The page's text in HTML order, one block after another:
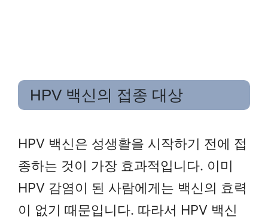
HPV 백신의 접종 대상
HPV 백신은 성생활을 시작하기 전에 접
종하는 것이 가장 효과적입니다. 이미
HPV 감염이 된 사람에게는 백신의 효력
이 없기 때문입니다. 따라서 HPV 백신